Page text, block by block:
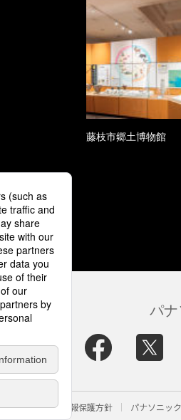
藤枝市郷土博物館
パナ
シー 個人情報保護方針 パナソニッ